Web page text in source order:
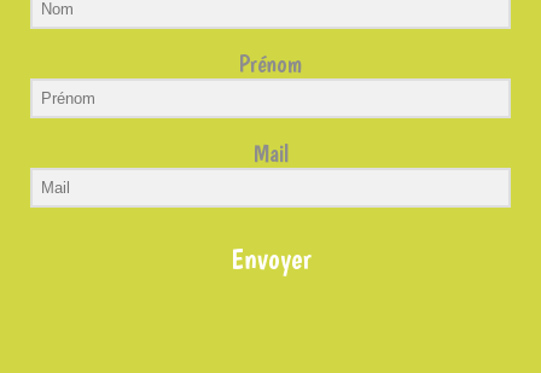
Prénom
Mail
Envoyer